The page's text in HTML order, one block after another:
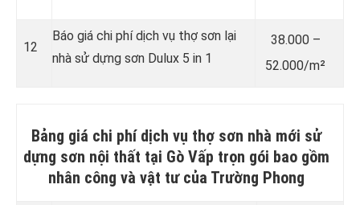
12
Báo giá chi phí dịch vụ thợ sơn lại
nhà sử dựng sơn Dulux 5 in 1
38.000 –
52.000/m²
Bảng giá chi phí dịch vụ thợ sơn nhà mới sử
dựng sơn nội thất tại Gò Vấp trọn gói bao gồm
nhân công và vật tư của Trường Phong